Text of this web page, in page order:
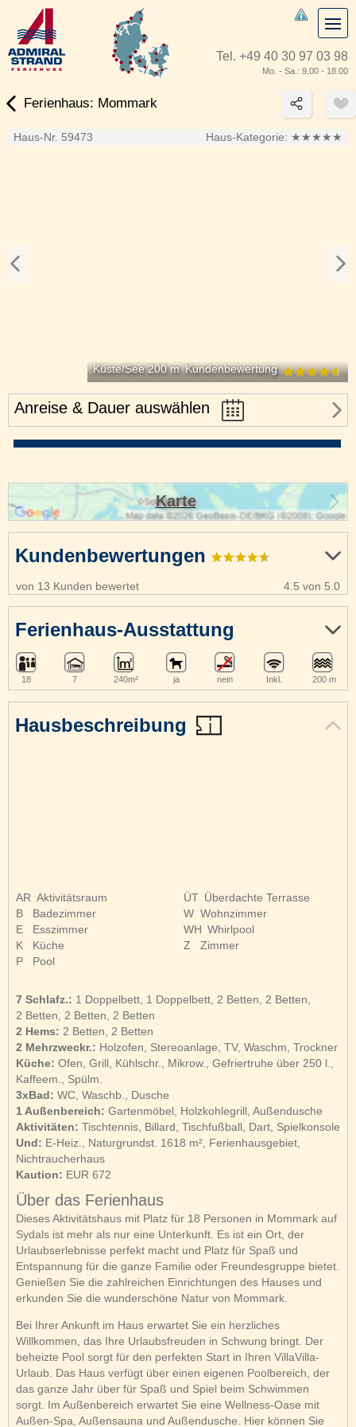
Tel. +49 40 30 97 03 98
Mo. - Sa.: 9.00 - 18.00
Ferienhaus: Mommark
Haus-Nr. 59473 Haus-Kategorie: ★★★★★
Küste/See 200 m Kundenbewertung
Anreise & Dauer auswählen
Hausbeschreibung
AR Aktivitätsraum
B
Badezimmer
E
Esszimmer
K
Küche
P
Pool
ÜT Überdachte Terrasse
W Wohnzimmer
WH Whirlpool
Z
Zimmer
7 Schlafz.: 1 Doppelbett, 1 Doppelbett, 2 Betten, 2 Betten,
2 Betten, 2 Betten, 2 Betten
2 Hems: 2 Betten, 2 Betten
2 Mehrzweckr.: Holzofen, Stereoanlage, TV, Waschm, Trockner
Küche: Ofen, Grill, Kühlschr., Mikrow., Gefriertruhe über 250 l.,
Kaffeem., Spülm.
3xBad: WC, Waschb., Dusche
1 Außenbereich: Gartenmöbel, Holzkohlegrill, Außendusche
Aktivitäten: Tischtennis, Billard, Tischfußball, Dart, Spielkonsole
Und: E-Heiz., Naturgrundst. 1618 m², Ferienhausgebiet,
Nichtraucherhaus
Kaution: EUR 672
Über das Ferienhaus
Dieses Aktivitätshaus mit Platz für 18 Personen in Mommark auf
Sydals ist mehr als nur eine Unterkunft. Es ist ein Ort, der
Urlaubserlebnisse perfekt macht und Platz für Spaß und
Entspannung für die ganze Familie oder Freundesgruppe bietet.
Genießen Sie die zahlreichen Einrichtungen des Hauses und
erkunden Sie die wunderschöne Natur von Mommark.
Bei Ihrer Ankunft im Haus erwartet Sie ein herzliches
Willkommen, das Ihre Urlaubsfreuden in Schwung bringt. Der
beheizte Pool sorgt für den perfekten Start in Ihren VillaVilla-
Urlaub. Das Haus verfügt über einen eigenen Poolbereich, der
das ganze Jahr über für Spaß und Spiel beim Schwimmen
sorgt. Im Außenbereich erwartet Sie eine Wellness-Oase mit
Außen-Spa, Außensauna und Außendusche. Hier können Sie
Kundenbewertungen
von 13 Kunden bewertet 4.5 von 5.0
Ferienhaus-Ausstattung
18 7 240m² ja nein Inkl. 200 m
Karte